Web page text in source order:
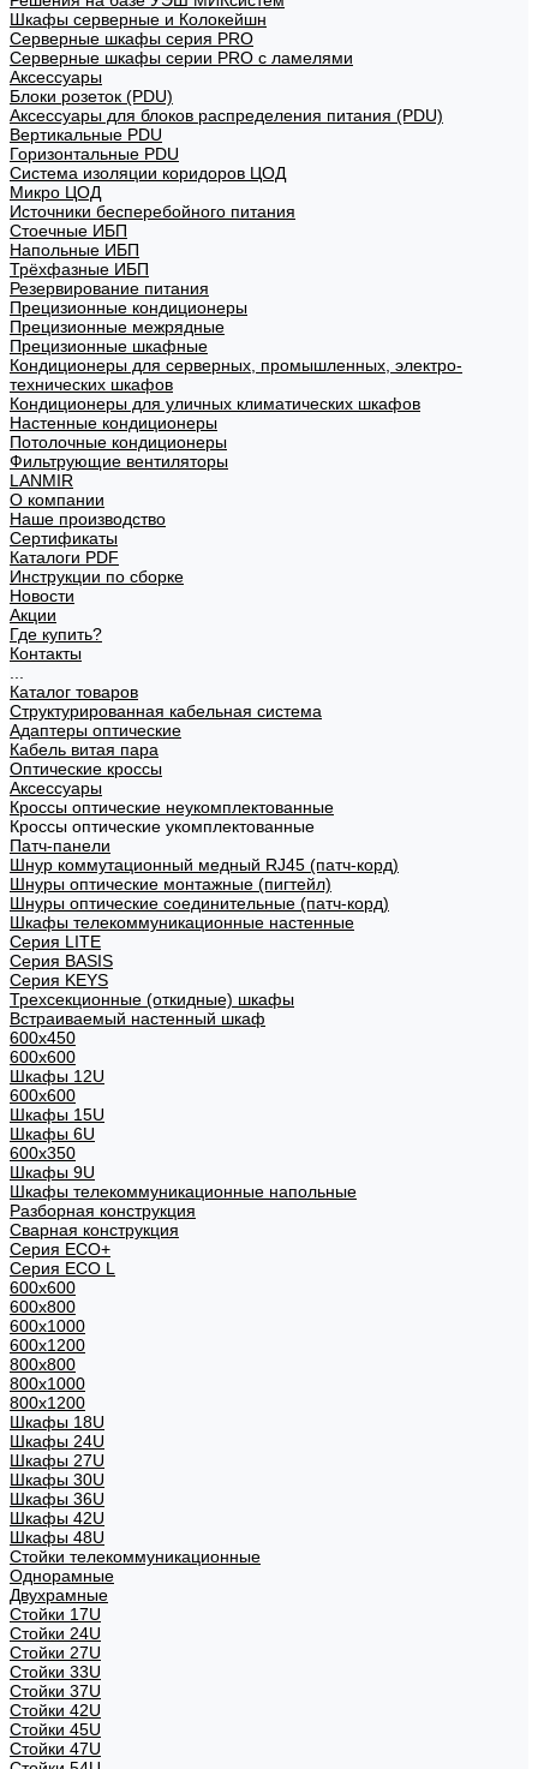
Шкафы серверные и Колокейшн
Серверные шкафы серия PRO
Серверные шкафы серии PRO с ламелями
Аксессуары
Блоки розеток (PDU)
Аксессуары для блоков распределения питания (PDU)
Вертикальные PDU
Горизонтальные PDU
Система изоляции коридоров ЦОД
Микро ЦОД
Источники бесперебойного питания
Стоечные ИБП
Напольные ИБП
Трёхфазные ИБП
Резервирование питания
Прецизионные кондиционеры
Прецизионные межрядные
Прецизионные шкафные
Кондиционеры для серверных, промышленных, электро-
технических шкафов
Кондиционеры для уличных климатических шкафов
Настенные кондиционеры
Потолочные кондиционеры
Фильтрующие вентиляторы
LANMIR
О компании
Наше производство
Сертификаты
Каталоги PDF
Инструкции по сборке
Новости
Акции
Где купить?
Контакты
Каталог товаров
Структурированная кабельная система
Адаптеры оптические
Кабель витая пара
Оптические кроссы
Аксессуары
Кроссы оптические неукомплектованные
Кроссы оптические укомплектованные
Патч-панели
Шнур коммутационный медный RJ45 (патч-корд)
Шнуры оптические монтажные (пигтейл)
Шнуры оптические соединительные (патч-корд)
Шкафы телекоммуникационные настенные
Cерия LITE
Cерия BASIS
Cерия KEYS
Трехсекционные (откидные) шкафы
Встраиваемый настенный шкаф
600x450
600x600
Шкафы 12U
600x600
Шкафы 15U
Шкафы 6U
600x350
Шкафы 9U
Шкафы телекоммуникационные напольные
Разборная конструкция
Сварная конструкция
Серия ECO+
Серия ECO L
600x600
600x800
600х1000
600х1200
800x800
800х1000
800х1200
Шкафы 18U
Шкафы 24U
Шкафы 27U
Шкафы 30U
Шкафы 36U
Шкафы 42U
Шкафы 48U
Стойки телекоммуникационные
Однорамные
Двухрамные
Стойки 17U
Стойки 24U
Стойки 27U
Стойки 33U
Стойки 37U
Стойки 42U
Стойки 45U
Стойки 47U